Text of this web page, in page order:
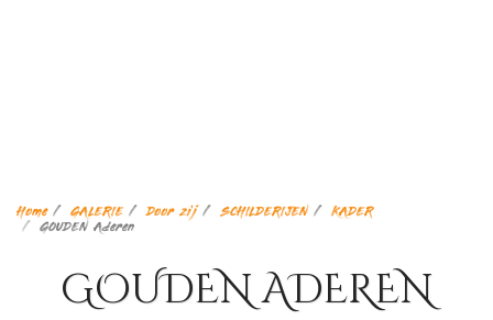
Home GALERIE Door zij SCHILDERIJEN
KADER
GOUDEN Aderen
GOUDEN ADEREN